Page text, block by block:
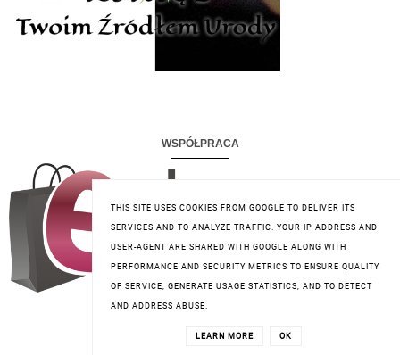
WSPÓŁPRACA
KLUB ELFA- PHARM
THIS SITE USES COOKIES FROM GOOGLE TO DELIVER ITS
SERVICES AND TO ANALYZE TRAFFIC. YOUR IP ADDRESS AND
USER-AGENT ARE SHARED WITH GOOGLE ALONG WITH
PERFORMANCE AND SECURITY METRICS TO ENSURE QUALITY
OF SERVICE, GENERATE USAGE STATISTICS, AND TO DETECT
AND ADDRESS ABUSE.
LEARN MORE OK